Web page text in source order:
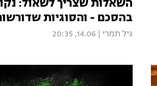
השאלות שצריך לשאול:
בהסכם - והסוגיות
גיל תמרי 14.06, 20:35